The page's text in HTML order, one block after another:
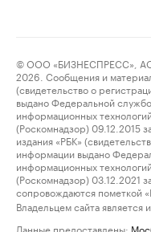
© ООО «БИЗНЕСПРЕСС»,
2026. Сообщения и
(свидетельство о
выдано Федеральной
информационных
(Роскомнадзор) 09.12.2015
издания «РБК»
информации выдано
информационных
(Роскомнадзор)
сопровождаются пометкой
Владельцем сайта является
Данные предоставлены: